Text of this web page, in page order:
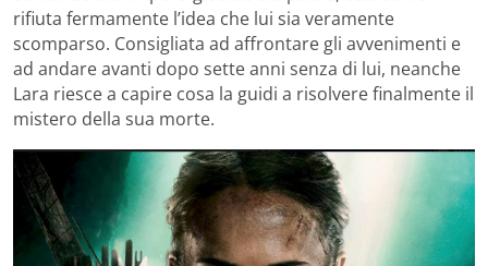
rifiuta fermamente l’idea che lui sia veramente
scomparso. Consigliata ad affrontare gli avvenimenti e
ad andare avanti dopo sette anni senza di lui, neanche
Lara riesce a capire cosa la guidi a risolvere finalmente il
mistero della sua morte.